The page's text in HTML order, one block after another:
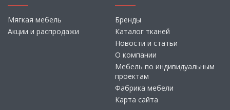
Мягкая мебель
Акции и распродажи
Бренды
Каталог тканей
Новости и статьи
О компании
Мебель по индивидуальным
проектам
Фабрика мебели
Карта сайта